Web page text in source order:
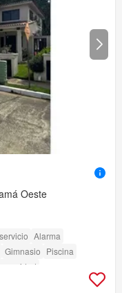
Oeste
Alarma
Gimnasio Piscina